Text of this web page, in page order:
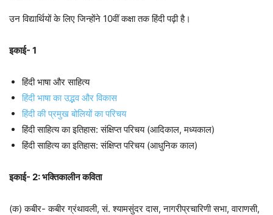
उन विद्यार्थियों के लिए जिन्होंने 10वीं कक्षा तक हिंदी पढ़ी है।
इकाई- 1
हिंदी भाषा और साहित्य
हिंदी भाषा का उद्भव और विकास
हिंदी की प्रमुख बोलियों का परिचय
हिंदी साहित्य का इतिहास: संक्षिप्त परिचय (आदिकाल, मध्यकाल)
हिंदी साहित्य का इतिहास: संक्षिप्त परिचय (आधुनिक काल)
इकाई- 2: भक्तिकालीन कविता
(क) कबीर- कबीर ग्रंथावली, सं. श्यामसुंदर दास, नागरीप्रचारिणी सभा, वाराणसी,